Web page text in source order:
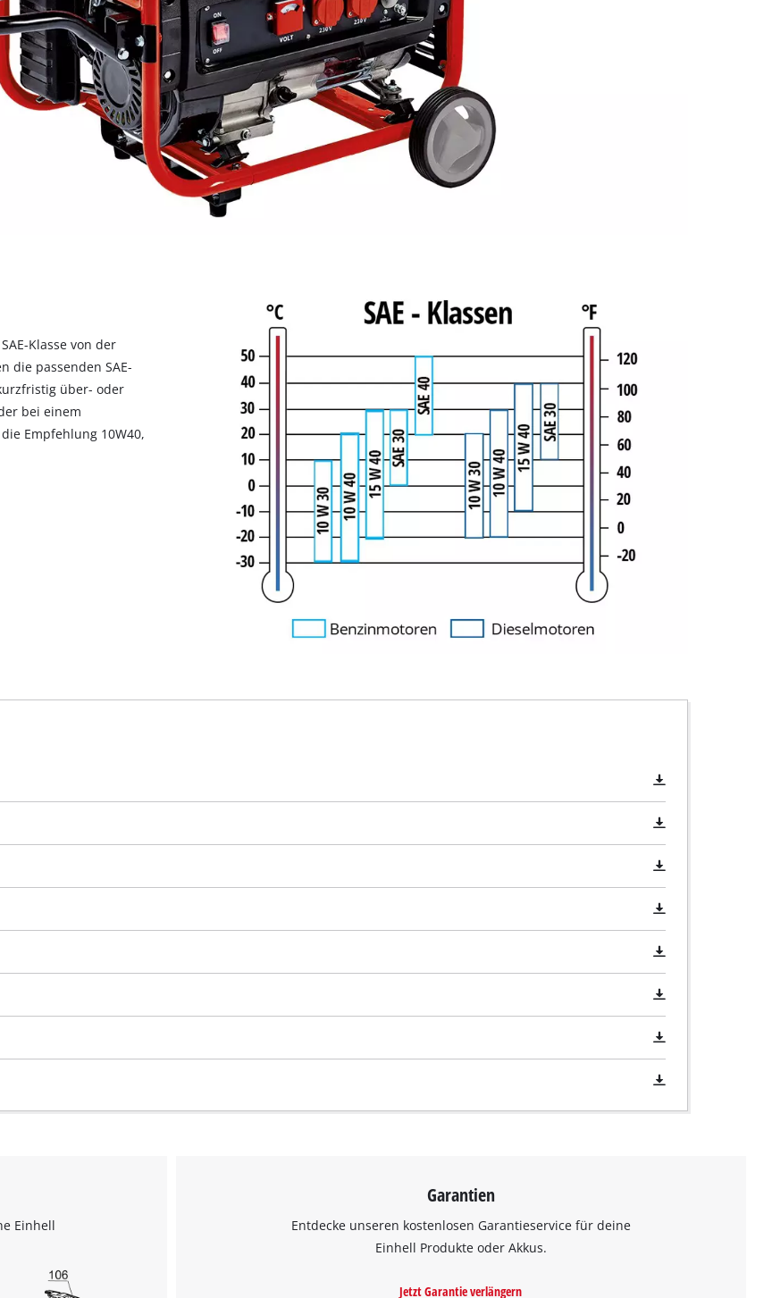
Wir benötigen deine Zustimmung, um
Google Maps laden zu können!
This content is not permitted to load due
to trackers that are not disclosed to the
visitor. The website owner needs to setup
the site with their CMP to add this content
to the list of technologies used.
Usercentrics Consent
Management Platform
Klasse von der
die passenden SAE-
über- oder
bei einem
Empfehlung 10W40,
Einhell
Garantien
Entdecke unseren kostenlosen Garantieservice für deine
Einhell Produkte oder Akkus.
Jetzt Garantie verlängern